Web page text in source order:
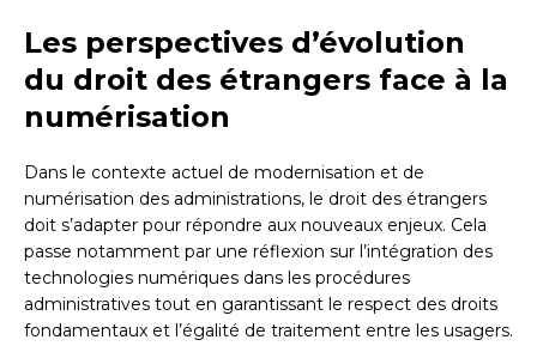
Les perspectives d’évolution
du droit des étrangers face à la
numérisation
Dans le contexte actuel de modernisation et de
numérisation des administrations, le droit des étrangers
doit s’adapter pour répondre aux nouveaux enjeux. Cela
passe notamment par une réflexion sur l’intégration des
technologies numériques dans les procédures
administratives tout en garantissant le respect des droits
fondamentaux et l’égalité de traitement entre les usagers.